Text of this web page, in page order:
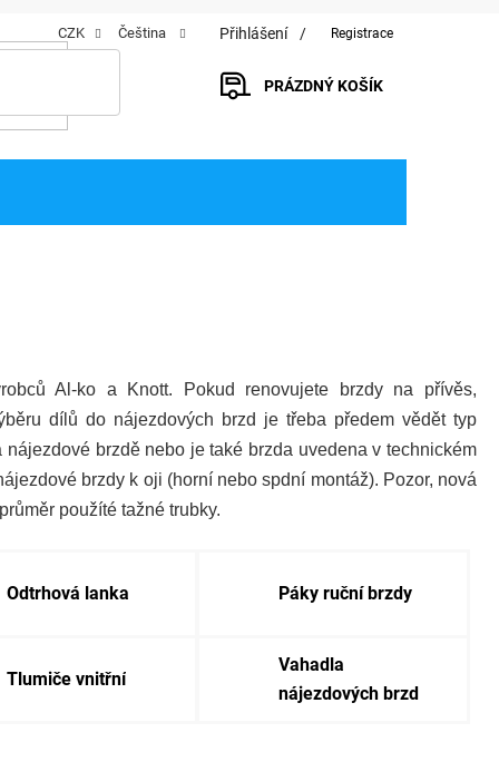
CZK Čeština Přihlášení Registrace
PRÁZDNÝ KOŠÍK
Al-ko a Knott. Pokud renovujete brzdy na přívěs,
dílů do nájezdových brzd je třeba předem vědět typ
brzdě nebo je také brzda uvedena v technickém
brzdy k oji (horní nebo spdní montáž). Pozor, nová
použíté tažné trubky.
Odtrhová lanka Páky ruční brzdy
Tlumiče vnitřní
Vahadla
nájezdových brzd